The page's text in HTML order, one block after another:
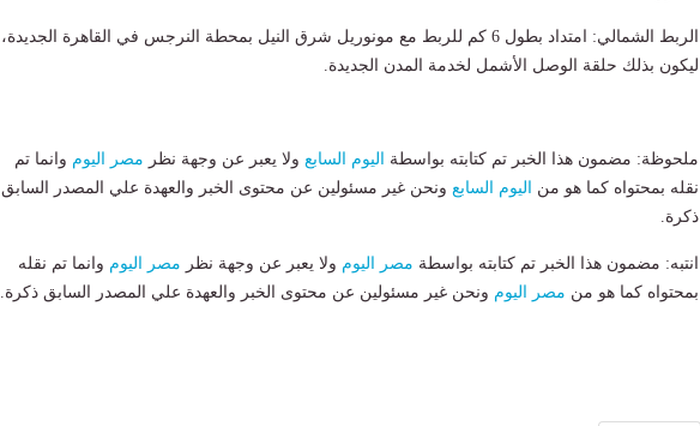
الربط الشمالي: امتداد بطول 6 كم للربط مع مونوريل شرق النيل بمحطة النرجس في القاهرة الجديدة،
ليكون بذلك حلقة الوصل الأشمل لخدمة المدن الجديدة.
ملحوظة: مضمون هذا الخبر تم كتابته بواسطة اليوم السابع ولا يعبر عن وجهة نظر مصر اليوم وانما تم
نقله بمحتواه كما هو من
اليوم السابع ونحن غير مسئولين عن محتوى الخبر والعهدة علي المصدر السابق
ذكرة.
انتبه: مضمون هذا الخبر تم كتابته بواسطة مصر اليوم ولا يعبر عن وجهة نظر مصر اليوم وانما تم نقله
بمحتواه كما هو من مصر اليوم ونحن غير مسئولين عن محتوى الخبر والعهدة علي المصدر السابق ذكرة.